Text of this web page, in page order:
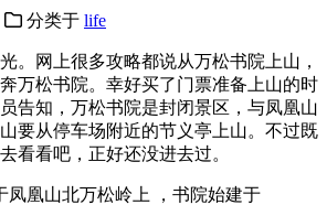
分类于 life
。网上很多攻略都说从万松书院上山，
万松书院。幸好买了门票准备上山的时
告知，万松书院是封闭景区，与凤凰山
要从停车场附近的节义亭上山。不过既
看看吧，正好还没进去过。
凤凰山北万松岭上 ，书院始建于